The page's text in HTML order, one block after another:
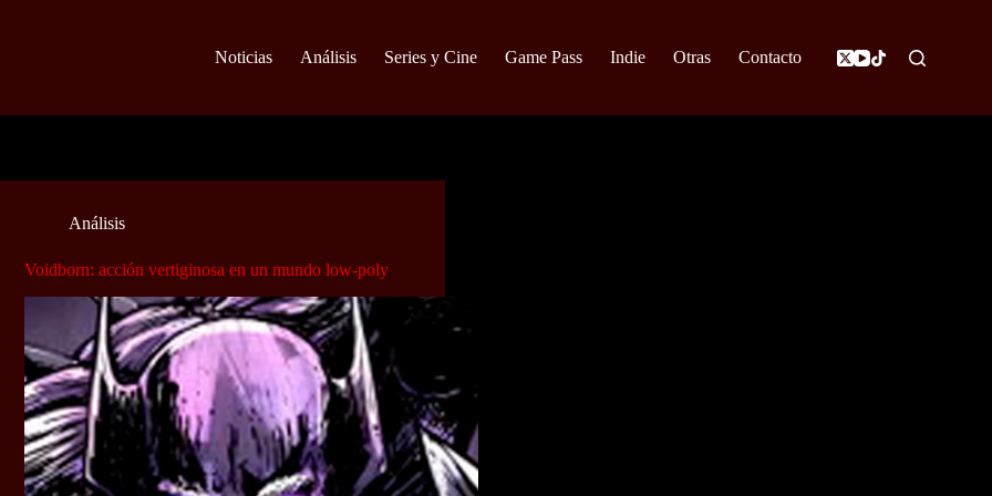
Noticias Análisis Series y Cine Game Pass Indie Otras Contacto
Análisis
Voidborn: acción vertiginosa en un mundo low-poly